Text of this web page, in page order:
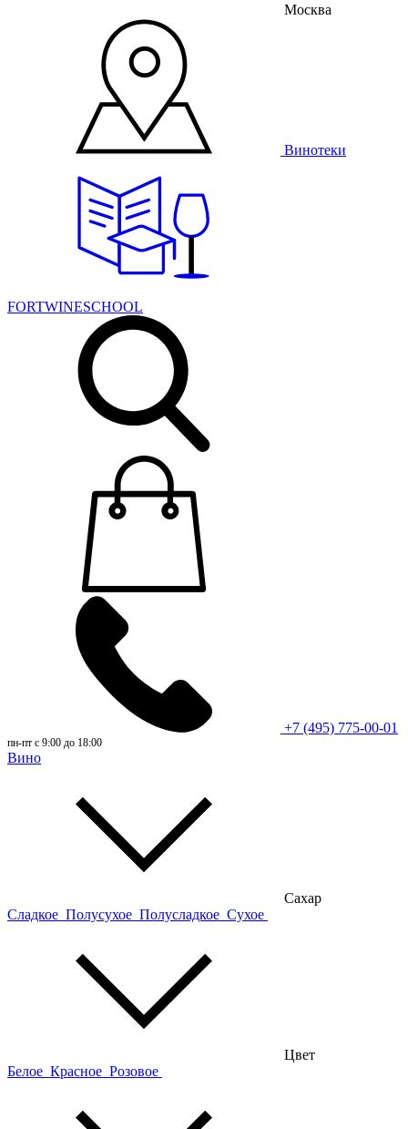
Москва
Винотеки
FORTWINESCHOOL
+7 (495) 775-00-01
пн-пт с 9:00 до 18:00
Вино
Сахар
Сладкое Полусухое Полусладкое Сухое
Цвет
Белое Красное Розовое